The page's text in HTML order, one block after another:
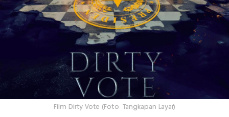
Film Dirty Vote (Foto: Tangkapan Layar)